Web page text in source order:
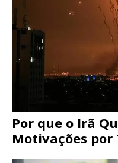
Por que o Irã
Motivações por